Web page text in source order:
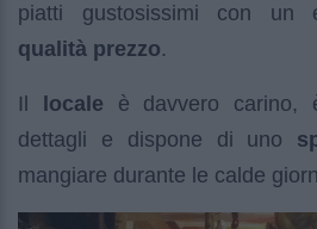
piatti gustosissimi con un
qualità prezzo.
Il locale è davvero carino,
dettagli e dispone di uno
mangiare durante le calde